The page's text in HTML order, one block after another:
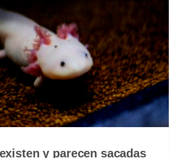
y parecen sacadas